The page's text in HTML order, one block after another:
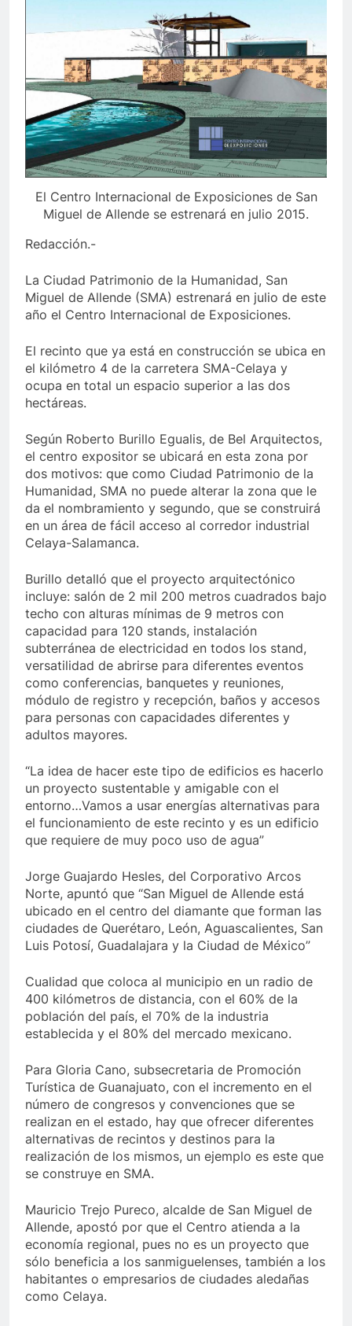
El Centro Internacional de Exposiciones de San
Miguel de Allende se estrenará en julio 2015.
Redacción.-
La Ciudad Patrimonio de la Humanidad, San
Miguel de Allende (SMA) estrenará en julio de este
año el Centro Internacional de Exposiciones.
El recinto que ya está en construcción se ubica en
el kilómetro 4 de la carretera SMA-Celaya y
ocupa en total un espacio superior a las dos
hectáreas.
Según Roberto Burillo Egualis, de Bel Arquitectos,
el centro expositor se ubicará en esta zona por
dos motivos: que como Ciudad Patrimonio de la
Humanidad, SMA no puede alterar la zona que le
da el nombramiento y segundo, que se construirá
en un área de fácil acceso al corredor industrial
Celaya-Salamanca.
Burillo detalló que el proyecto arquitectónico
incluye: salón de 2 mil 200 metros cuadrados bajo
techo con alturas mínimas de 9 metros con
capacidad para 120 stands, instalación
subterránea de electricidad en todos los stand,
versatilidad de abrirse para diferentes eventos
como conferencias, banquetes y reuniones,
módulo de registro y recepción, baños y accesos
para personas con capacidades diferentes y
adultos mayores.
“La idea de hacer este tipo de edificios es hacerlo
un proyecto sustentable y amigable con el
entorno…Vamos a usar energías alternativas para
el funcionamiento de este recinto y es un edificio
que requiere de muy poco uso de agua”
Jorge Guajardo Hesles, del Corporativo Arcos
Norte, apuntó que “San Miguel de Allende está
ubicado en el centro del diamante que forman las
ciudades de Querétaro, León, Aguascalientes, San
Luis Potosí, Guadalajara y la Ciudad de México”
Cualidad que coloca al municipio en un radio de
400 kilómetros de distancia, con el 60% de la
población del país, el 70% de la industria
establecida y el 80% del mercado mexicano.
Para Gloria Cano, subsecretaria de Promoción
Turística de Guanajuato, con el incremento en el
número de congresos y convenciones que se
realizan en el estado, hay que ofrecer diferentes
alternativas de recintos y destinos para la
realización de los mismos, un ejemplo es este que
se construye en SMA.
Mauricio Trejo Pureco, alcalde de San Miguel de
Allende, apostó por que el Centro atienda a la
economía regional, pues no es un proyecto que
sólo beneficia a los sanmiguelenses, también a los
habitantes o empresarios de ciudades aledañas
como Celaya.